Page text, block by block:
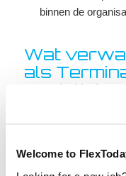
Welcome to
binnen de
Wat
als
Logistiek?
bereid bent hier